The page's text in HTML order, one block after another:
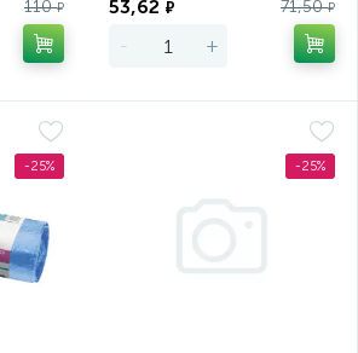
110₽ 53,62 ₽ 71,50₽
- +
-25% -25%